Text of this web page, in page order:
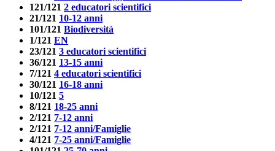
121/121 2 educatori scientifici
21/121 10-12 anni
101/121 Biodiversità
1/121 EN
23/121 3 educatori scientifici
36/121 13-15 anni
7/121 4 educatori scientifici
30/121 16-18 anni
10/121 5
8/121 18-25 anni
2/121 7-12 anni
2/121 7-12 anni/Famiglie
4/121 7-25 anni/Famiglie